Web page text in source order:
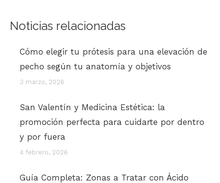
Noticias relacionadas
Cómo elegir tu prótesis para una elevación de
pecho según tu anatomía y objetivos
3 marzo, 2026
San Valentín y Medicina Estética: la
promoción perfecta para cuidarte por dentro
y por fuera
4 febrero, 2026
Guía Completa: Zonas a Tratar con Ácido